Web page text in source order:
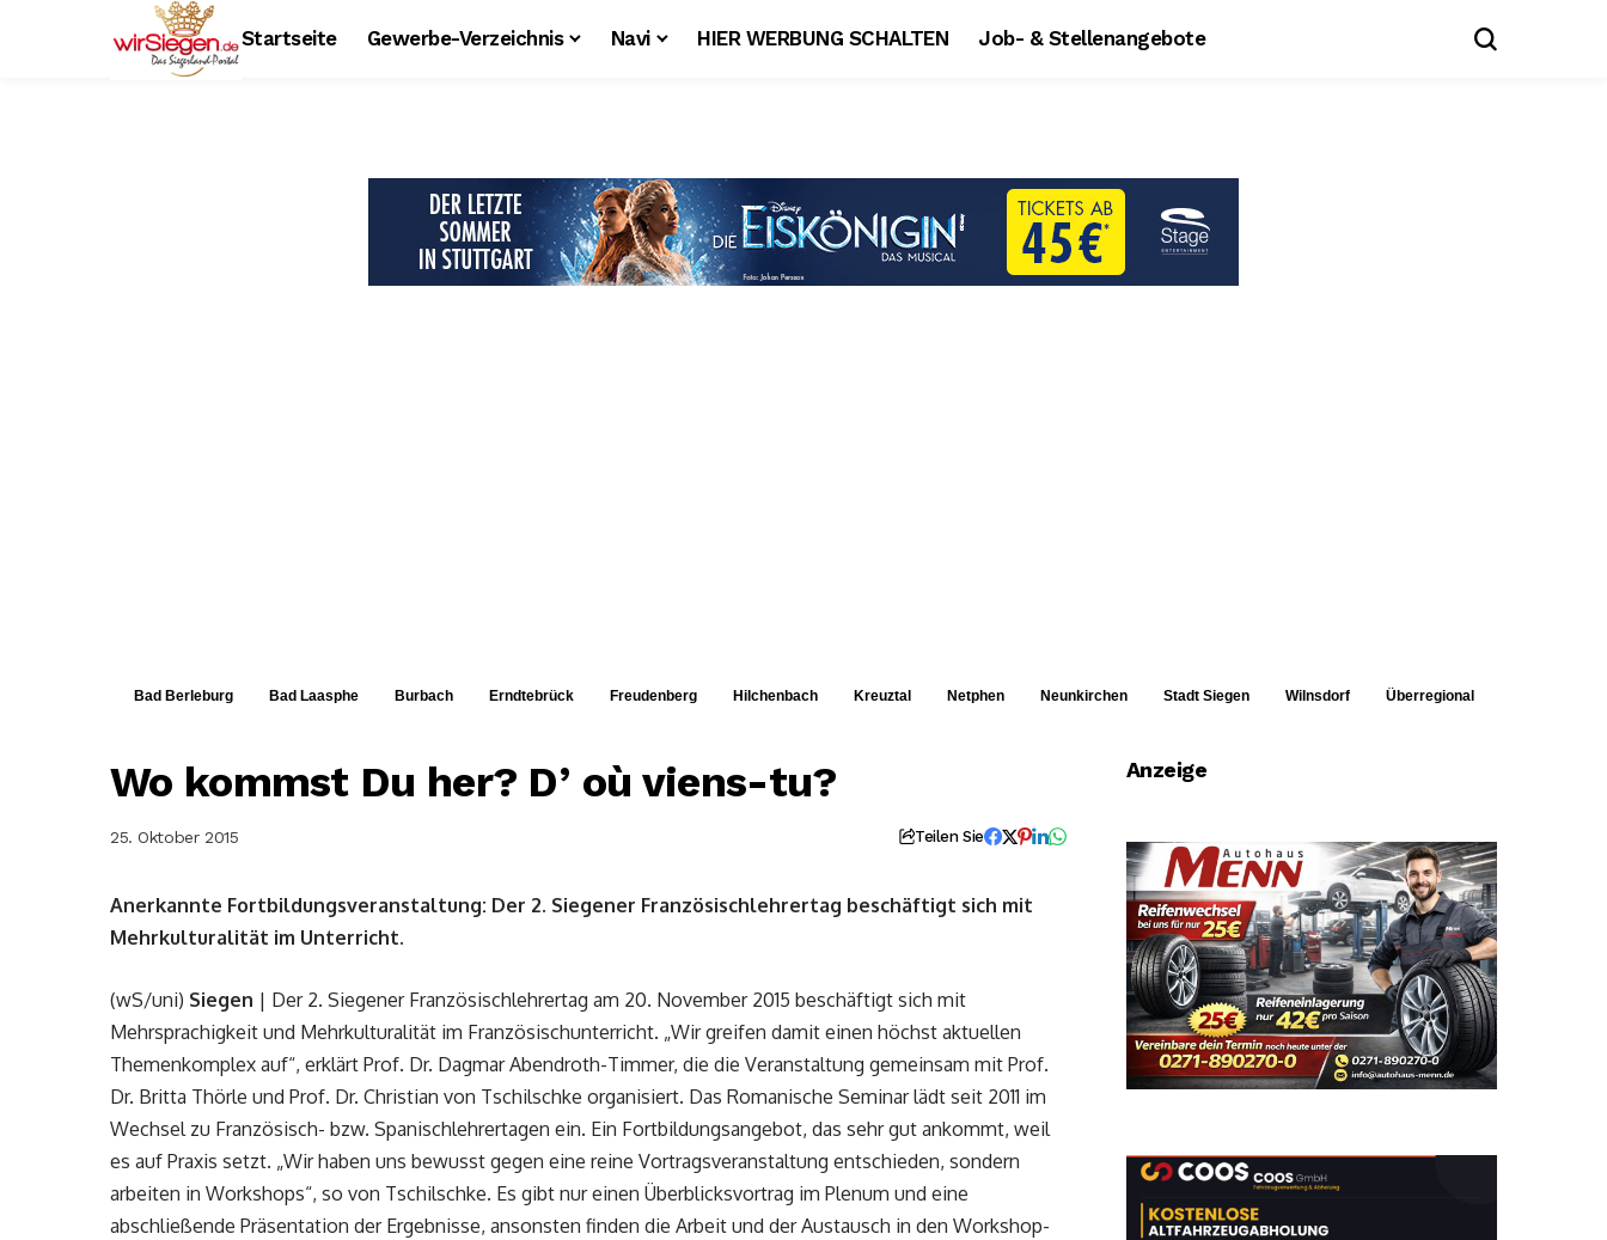
Startseite Gewerbe-Verzeichnis Navi HIER WERBUNG SCHALTEN Job- & Stellenangebote
Bad Berleburg Bad Laasphe Burbach Erndtebrück Freudenberg Hilchenbach Kreuztal Netphen Neunkirchen Stadt Siegen Wilnsdorf Überregional
Wo kommst Du her? Dʼoù viens-tu?
25. Oktober 2015 Teilen Sie
Anerkannte Fortbildungsveranstaltung: Der 2. Siegener Französischlehrertag beschäftigt sich mit
Mehrkulturalität im Unterricht.
(wS/uni) Siegen | Der 2. Siegener Französischlehrertag am 20. November 2015 beschäftigt sich mit
Mehrsprachigkeit und Mehrkulturalität im Französischunterricht. „Wir greifen damit einen höchst aktuellen
Themenkomplex auf“, erklärt Prof. Dr. Dagmar Abendroth-Timmer, die die Veranstaltung gemeinsam mit Prof.
Dr. Britta Thörle und Prof. Dr. Christian von Tschilschke organisiert. Das Romanische Seminar lädt seit 2011 im
Wechsel zu Französisch- bzw. Spanischlehrertagen ein. Ein Fortbildungsangebot, das sehr gut ankommt, weil
es auf Praxis setzt. „Wir haben uns bewusst gegen eine reine Vortragsveranstaltung entschieden, sondern
arbeiten in Workshops“, so von Tschilschke. Es gibt nur einen Überblicksvortrag im Plenum und eine
abschließende Präsentation der Ergebnisse, ansonsten finden die Arbeit und der Austausch in den Workshop-
Anzeige